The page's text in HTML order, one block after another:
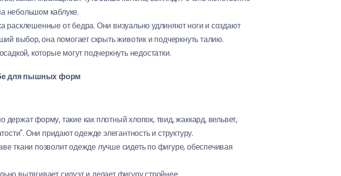
небольшом каблуке.
расклешенные от бедра. Они визуально удлиняют ноги и создают
выбор, она помогает скрыть животик и подчеркнуть талию.
которые могут подчеркнуть недостатки.
для пышных форм
держат форму, такие как плотный хлопок, твид, жаккард, вельвет,
Они придают одежде элегантность и структуру.
ткани позволит одежде лучше сидеть по фигуре, обеспечивая